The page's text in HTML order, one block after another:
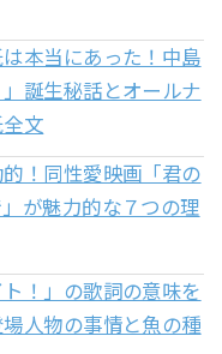
本当にあった！中島
誕生秘話とオールナ
全文
！同性愛映画「君の
が魅力的な７つの理
！」の歌詞の意味を
人物の事情と魚の種